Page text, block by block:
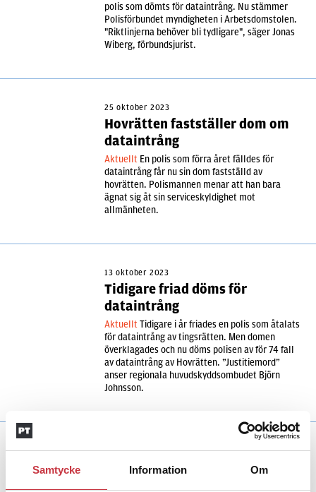
Samtycke Information Om
polis som dömts för dataintrång. Nu stämmer
Polisförbundet myndigheten i Arbetsdomstolen.
"Riktlinjerna behöver bli tydligare", säger Jonas
Wiberg, förbundsjurist.
25 oktober 2023
Hovrätten fastställer dom om
dataintrång
Aktuellt En polis som förra året fälldes för
dataintrång får nu sin dom fastställd av
hovrätten. Polismannen menar att han bara
ägnat sig åt sin serviceskyldighet mot
allmänheten.
13 oktober 2023
Tidigare friad döms för
dataintrång
Aktuellt Tidigare i år friades en polis som åtalats
för dataintrång av tingsrätten. Men domen
överklagades och nu döms polisen av för 74 fall
av dataintrång av Hovrätten. ”Justitiemord”
anser regionala huvudskyddsombudet Björn
Johnsson.
27 oktober 2022
Polis frias efter slagningar på